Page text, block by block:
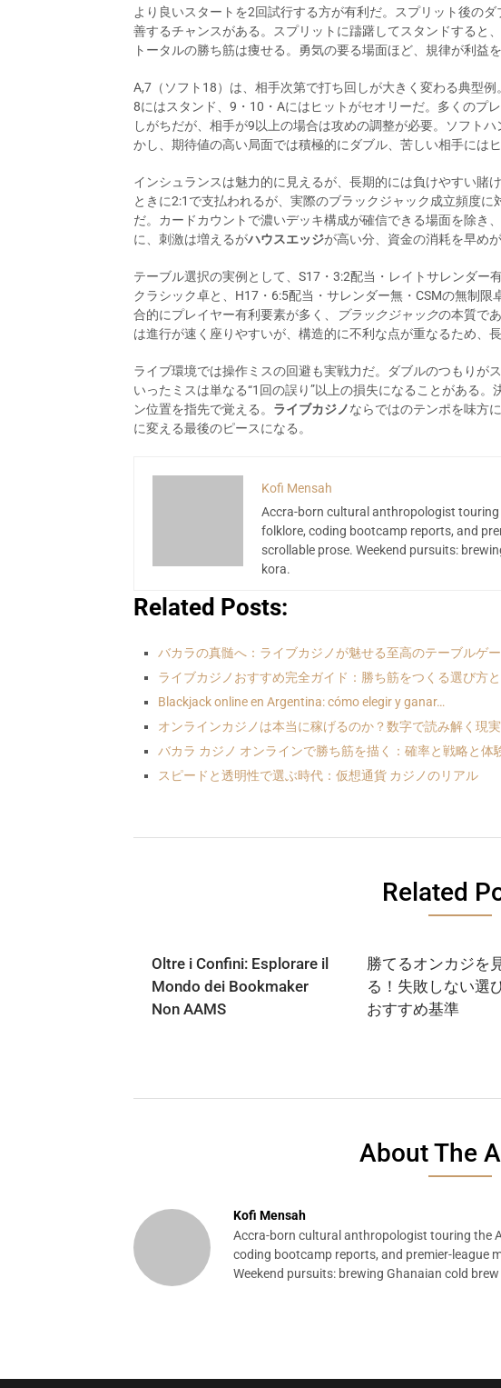
より良いスタートを2回試行する方が有利だ。スプリット後の
善するチャンスがある。スプリットに躊躇してスタンドすると
トータルの勝ち筋は痩せる。勇気の要る場面ほど、規律が利益を
A,7（ソフト18）は、相手次第で打ち回しが大きく変わる典型
8にはスタンド、9・10・Aにはヒットがセオリーだ。多くのプ
しがちだが、相手が9以上の場合は攻めの調整が必要。ソフト
かし、期待値の高い局面では積極的にダブル、苦しい相手には
インシュランスは魅力的に見えるが、長期的には負けやすい賭
ときに2:1で支払われるが、実際のブラックジャック成立頻度に
だ。カードカウントで濃いデッキ構成が確信できる場面を除き
に、刺激は増えるがハウスエッジが高い分、資金の消耗を早めが
テーブル選択の実例として、S17・3:2配当・レイトサレンダー
クラシック卓と、H17・6:5配当・サレンダー無・CSMの無制
合的にプレイヤー有利要素が多く、
ブラックジャックの本質で
は進行が速く座りやすいが、構造的に不利な点が重なるため、
ライブ環境では操作ミスの回避も実戦力だ。ダブルのつもりが
いったミスは単なる“1回の誤り”以上の損失になることがある
ン位置を指先で覚える。 ライブカジノならではのテンポを味方
に変える最後のピースになる。
Kofi Mensah
Accra-born cultural anthropologist
folklore, coding bootcamp reports, and
scrollable prose. Weekend pursuits:
kora.
Related Posts:
バカラの真髄へ：ライブカジノが魅せる至高のテーブルゲ
ライブカジノおすすめ完全ガイド：勝ち筋をつくる選び方
Blackjack online en Argentina: cómo elegir y ganar…
オンラインカジノは本当に稼げるのか？数字で読み解く現
バカラ カジノ オンラインで勝ち筋を描く：確率と戦略と体
スピードと透明性で選ぶ時代：仮想通貨 カジノのリアル
Related
Oltre i Confini: Esplorare il
Mondo dei Bookmaker
Non AAMS
勝てるオンカジを
る！失敗しない選
おすすめ基準
About The
Kofi Mensah
Accra-born cultural anthropologist touring the
coding bootcamp reports, and premier-league
Weekend pursuits: brewing Ghanaian cold